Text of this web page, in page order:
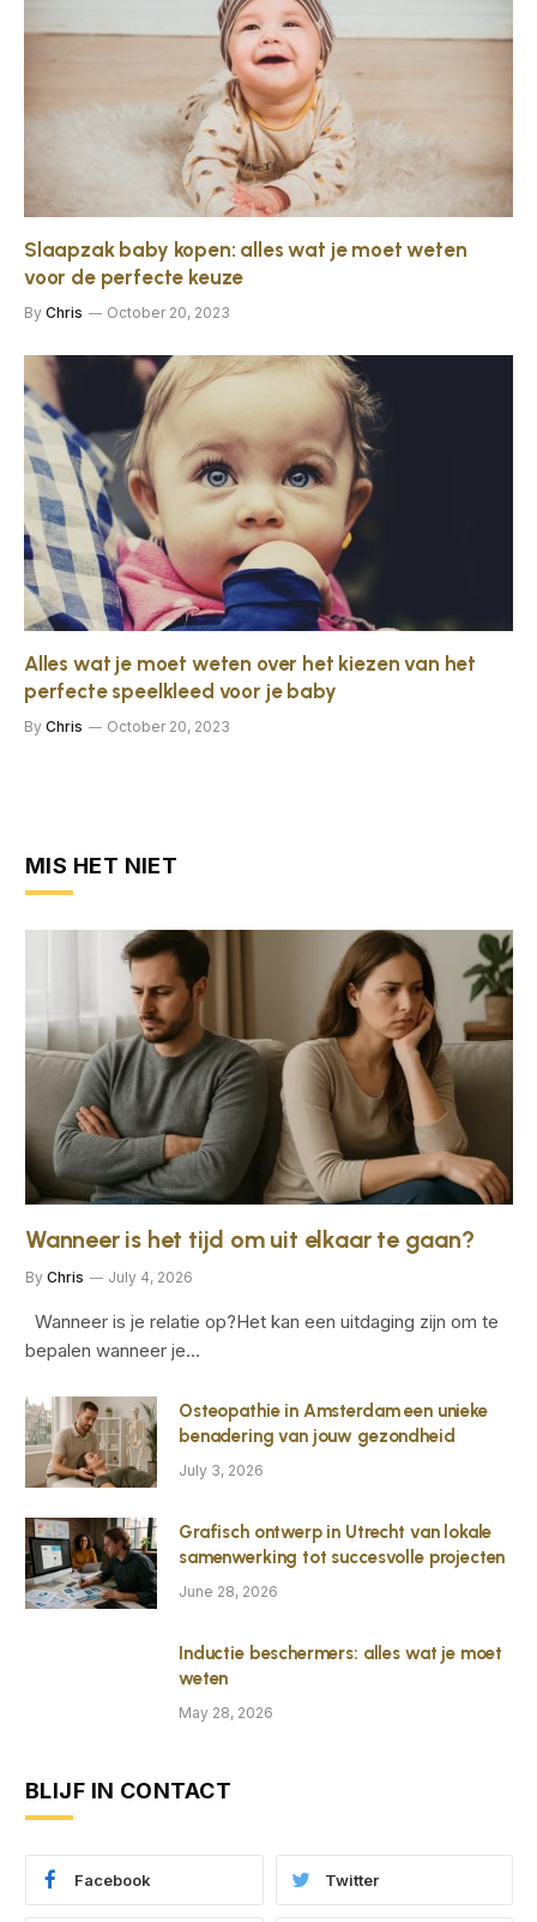
Slaapzak baby kopen: alles wat je moet weten
voor de perfecte keuze
By Chris October 20, 2023
Alles wat je moet weten over het kiezen van het
perfecte speelkleed voor je baby
By Chris October 20, 2023
MIS HET NIET
Wanneer is het tijd om uit elkaar te gaan?
By Chris July 4, 2026
Wanneer is je relatie op?Het kan een uitdaging zijn om te
bepalen wanneer je…
Osteopathie in Amsterdam een unieke
benadering van jouw gezondheid
July 3, 2026
Grafisch ontwerp in Utrecht van lokale
samenwerking tot succesvolle projecten
June 28, 2026
Inductie beschermers: alles wat je moet
weten
May 28, 2026
BLIJF IN CONTACT
Facebook Twitter